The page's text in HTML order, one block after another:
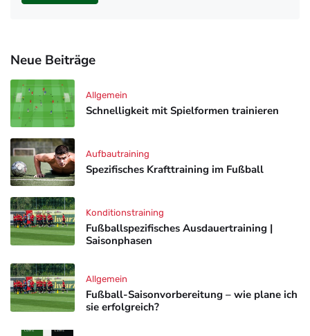
Neue Beiträge
Schnelligkeit mit Spielformen trainieren
Allgemein
Spezifisches Krafttraining im Fußball
Aufbautraining
Fußballspezifisches Ausdauertraining |
Saisonphasen
Konditionstraining
Fußball-Saisonvorbereitung – wie plane ich
sie erfolgreich?
Allgemein